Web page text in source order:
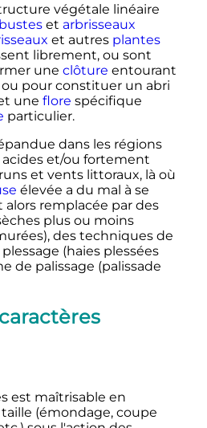
végétale linéaire
et arbrisseaux
et autres plantes
librement, ou sont
une clôture entourant
pour constituer un abri
une flore spécifique
particulier.
dans les régions
acides et/ou fortement
et vents littoraux, là où
élevée a du mal à se
alors remplacée par des
plus ou moins
des techniques de
(haies plessées
de palissage (palissade
est maîtrisable en
taille (émondage, coupe